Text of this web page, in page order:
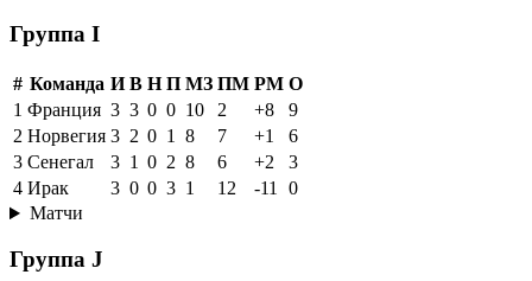
Группа I
# Команда И В Н П МЗ ПМ РМ О
1 Франция 3 3 0 0 10 2 +8
9
2 Норвегия 3 2 0 1 8 7 +1
6
3 Сенегал 3 1 0 2 8 6 +2
3
4 Ирак 3 0 0 3 1 12 -11
0
Матчи
Группа J